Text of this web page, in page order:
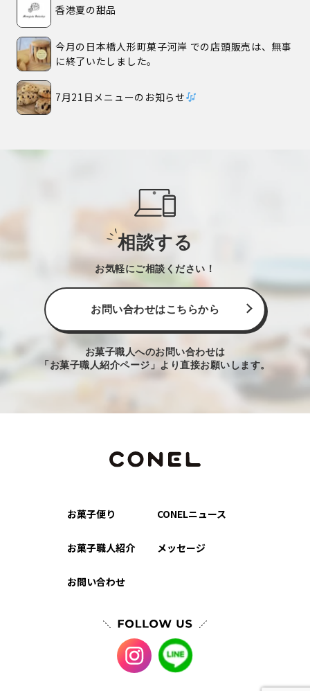
香港夏の甜品
今月の日本橋人形町菓子河岸 での店頭販売は、無事
に終了いたしました。
7月21日メニューのお知らせ
相談する
お気軽にご相談ください！
お問い合わせはこちらから
お菓子職人へのお問い合わせは
「お菓子職人紹介ページ」より直接お願いします。
お菓子便り CONELニュース
お菓子職人紹介 メッセージ
お問い合わせ